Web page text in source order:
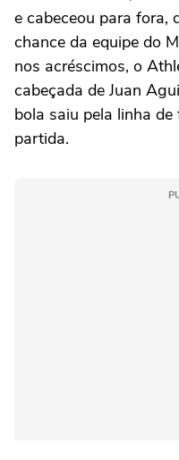
e cabeceou para fora,
chance da equipe do
nos acréscimos, o
cabeçada de Juan
bola saiu pela linha
partida.